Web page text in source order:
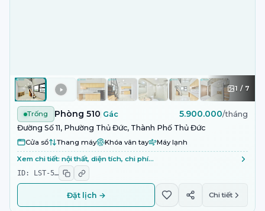
1 / 7
Trống Phòng 510 Gác 5.900.000/tháng
Đường Số 11, Phường Thủ Đức, Thành Phố Thủ Đức
Cửa sổ Thang máy Khóa vân tay Máy lạnh
Xem chi tiết: nội thất, diện tích, chi phí…
ID: LST-5…
Đặt lịch → Chi tiết